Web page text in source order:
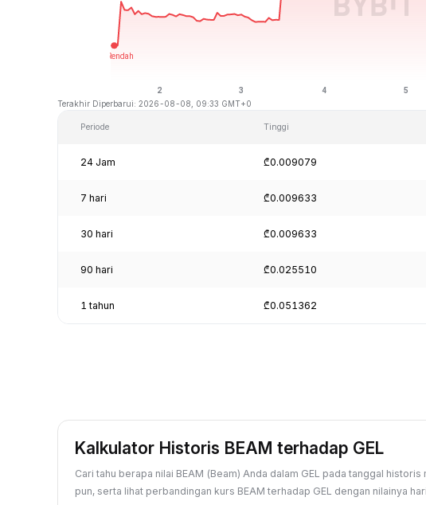
Terakhir Diperbarui: 2026-08-08, 09:33 GMT+0
Periode Tinggi
24 Jam ₾0.009079
7 hari ₾0.009633
30 hari ₾0.009633
90 hari ₾0.025510
1 tahun ₾0.051362
Kalkulator Historis BEAM terhadap GEL
Cari tahu berapa nilai BEAM (Beam) Anda dalam GEL pada tanggal historis
pun, serta lihat perbandingan kurs BEAM terhadap GEL dengan nilainya